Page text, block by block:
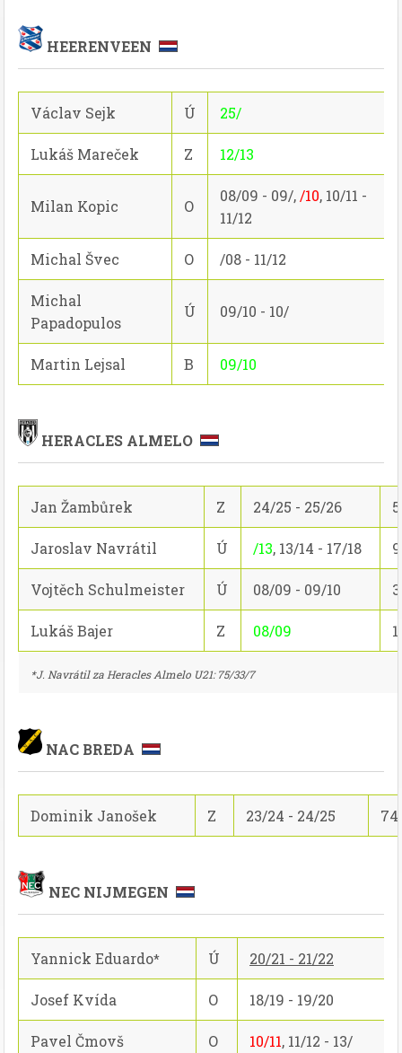
HEERENVEEN
Václav Sejk Ú 25/
Lukáš Mareček Z 12/13
Milan Kopic O
08/09 - 09/,/10, 10/11 -
11/12
Michal Švec O /08 - 11/12
Michal
Papadopulos
Ú 09/10 - 10/
Martin Lejsal B 09/10
HERACLES ALMELO
Jan Žambůrek Z 24/25 - 25/26
Jaroslav Navrátil Ú /13, 13/14 - 17/18
Vojtěch Schulmeister Ú 08/09 - 09/10
Lukáš Bajer Z 08/09
*J. Navrátil za Heracles Almelo U21: 75/33/7
NAC BREDA
Dominik Janošek Z 23/24 - 24/25
NEC NIJMEGEN
Yannick Eduardo* Ú 20/21 - 21/22
Josef Kvída O 18/19 - 19/20
Pavel Čmovš O 10/11, 11/12 - 13/